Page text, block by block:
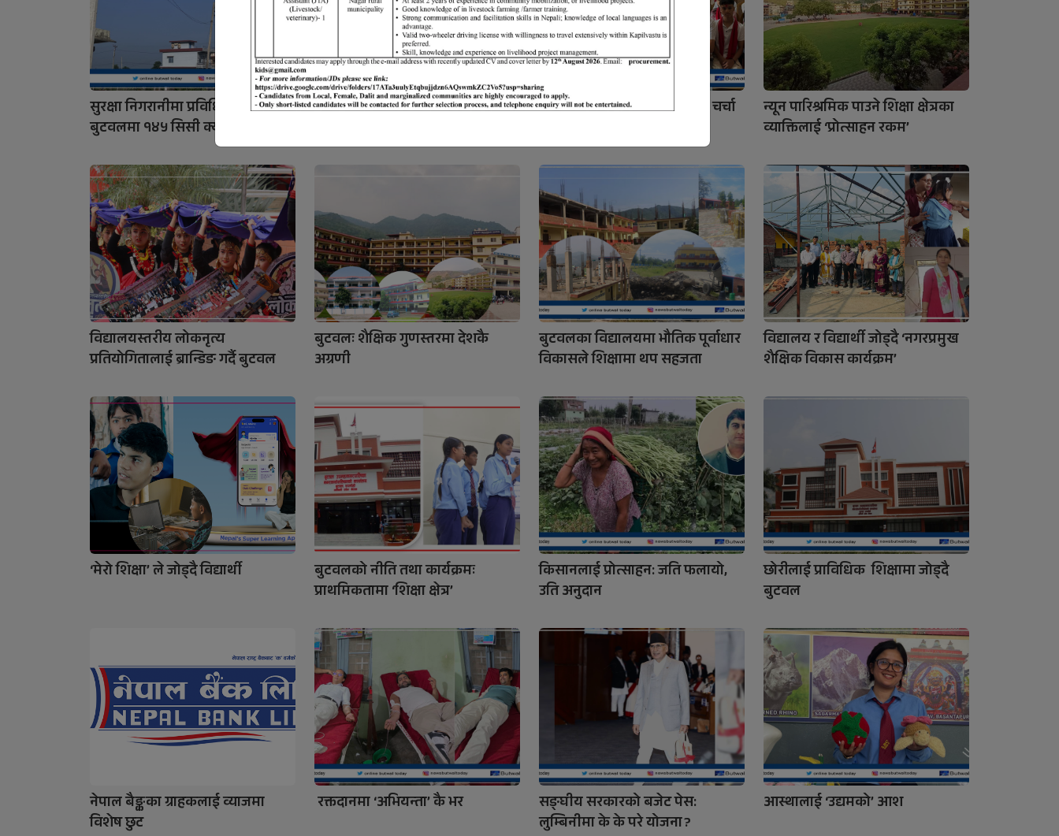
सुरक्षा निगरानीमा प्रविधिको भर:
बुटवलमा १४५ सिसी क्यामेरा जडान
गणेशको ‘सहर सङ्घर्ष’
एसईई नतिजा २०८१ः ‘रुपन्देहीले चर्चा
न्यून पारिश्रमिक पाउने शिक्षा क्षेत्रका
व्याक्तिलाई ‘प्रोत्साहन रकम’
विद्यालयस्तरीय लोकनृत्य
प्रतियोगितालाई ब्रान्डिङ गर्दै बुटवल
बुटवलः शैक्षिक गुणस्तरमा देशकै
अग्रणी
बुटवलका विद्यालयमा भौतिक पूर्वाधार
विकासले शिक्षामा थप सहजता
विद्यालय र विद्यार्थी जोड्दै ‘नगरप्रमुख
शैक्षिक विकास कार्यक्रम’
‘मेरो शिक्षा’ ले जोड्दै विद्यार्थी
बुटवलको नीति तथा कार्यक्रमः
प्राथमिकतामा ‘शिक्षा क्षेत्र’
किसानलाई प्रोत्साहन: जति फलायो,
उति अनुदान
छोरीलाई प्राविधिक शिक्षामा जोड्दै
बुटवल
नेपाल बैङ्कका ग्राहकलाई व्याजमा
विशेष छुट
रक्तदानमा ‘अभियन्ता’ कै भर
सङ्घीय सरकारको बजेट पेस:
लुम्बिनीमा के के परे योजना ?
आस्थालाई ‘उद्यमको’ आश